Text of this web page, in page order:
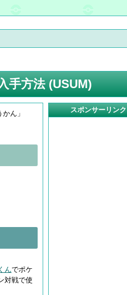
手方法 (USUM)
ん」
んでポケ
対戦で使
スポンサーリンク